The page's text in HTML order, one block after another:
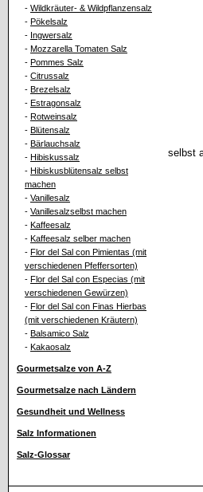
- Wildkräuter- & Wildpflanzensalz
- Pökelsalz
- Ingwersalz
- Mozzarella Tomaten Salz
- Pommes Salz
- Citrussalz
- Brezelsalz
- Estragonsalz
- Rotweinsalz
- Blütensalz
- Bärlauchsalz
- Hibiskussalz
- Hibiskusblütensalz selbst
machen
- Vanillesalz
- Vanillesalzselbst machen
- Kaffeesalz
- Kaffeesalz selber machen
- Flor del Sal con Pimientas (mit
verschiedenen Pfeffersorten)
- Flor del Sal con Especias (mit
verschiedenen Gewürzen)
- Flor del Sal con Finas Hierbas
(mit verschiedenen Kräutern)
- Balsamico Salz
- Kakaosalz
Gourmetsalze von A-Z
Gourmetsalze nach Ländern
Gesundheit und Wellness
Salz Informationen
Salz-Glossar
selbst